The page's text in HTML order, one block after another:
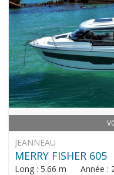
JEANNEAU
MERRY FISHER 605
Long : 5.66 m Année :